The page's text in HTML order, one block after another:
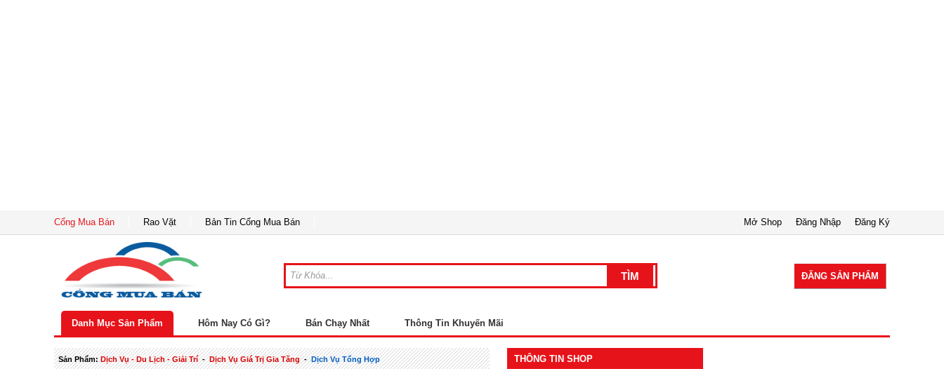
Cổng Mua Bán Rao Vặt Bản Tin Cổng Mua Bán Đăng Ký
Đăng Nhập
Mở Shop
ĐĂNG SẢN PHẨM
Danh Mục Sản Phẩm Hôm Nay Có Gì? Bán Chạy Nhất Thông Tin Khuyến Mãi
Sản Phẩm:Dịch Vụ - Du Lịch - Giải Trí-Dịch Vụ Giá Trị Gia Tăng-Dịch Vụ Tổng Hợp THÔNG TIN SHOP